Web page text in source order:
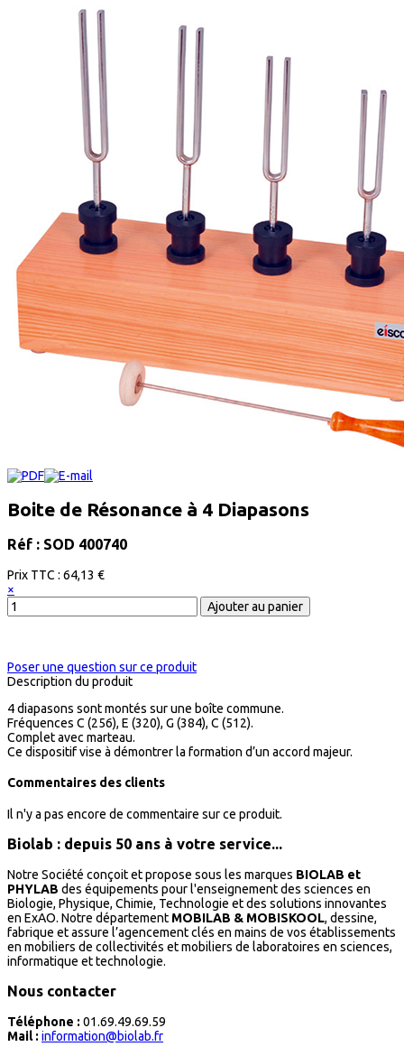
Boite de Résonance à 4 Diapasons
Réf : SOD 400740
Prix ​​TTC : 64,13 €
×
Poser une question sur ce produit
Description du produit
4 diapasons sont montés sur une boîte commune.
Fréquences C (256), E (320), G (384), C (512).
Complet avec marteau.
Ce dispositif vise à démontrer la formation d’un accord majeur.
Commentaires des clients
Il n'y a pas encore de commentaire sur ce produit.
Biolab : depuis 50 ans à votre service...
Notre Société conçoit et propose sous les marques BIOLAB et
PHYLAB des équipements pour l'enseignement des sciences en
Biologie, Physique, Chimie, Technologie et des solutions innovantes
en ExAO. Notre département MOBILAB & MOBISKOOL, dessine,
fabrique et assure l’agencement clés en mains de vos établissements
en mobiliers de collectivités et mobiliers de laboratoires en sciences,
informatique et technologie.
Nous contacter
Téléphone : 01.69.49.69.59
Mail : information@biolab.fr